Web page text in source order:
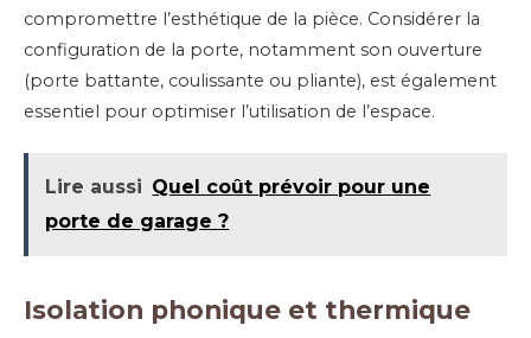
compromettre l’esthétique de la pièce. Considérer la
configuration de la porte, notamment son ouverture
(porte battante, coulissante ou pliante), est également
essentiel pour optimiser l’utilisation de l’espace.
Lire aussi Quel coût prévoir pour une
porte de garage ?
Isolation phonique et thermique